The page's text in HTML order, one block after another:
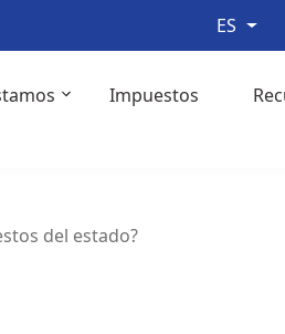
ES
Impuestos
del estado?